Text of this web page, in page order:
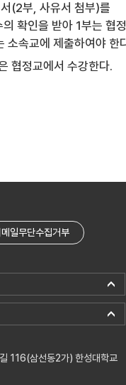
(2부, 사유서 첨부)를
확인을 받아 1부는 협
소속교에 제출하여야 한
협정교에서 수강한다.
메일무단수집거부
116(삼선동2가) 한성대학교